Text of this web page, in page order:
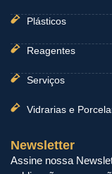
Plásticos
Reagentes
Serviços
Vidrarias e
Newsletter
Assine nossa